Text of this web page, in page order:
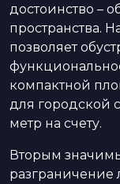
достоинство –
пространства.
позволяет
компактной
для городской
метр на счету.
Вторым
разграничение